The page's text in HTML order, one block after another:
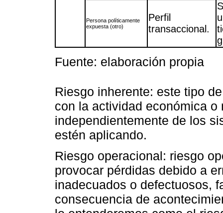
Persona políticamente
expuesta (otro)
Perfil
transaccional.
Fuente: elaboración propia
Riesgo inherente: este tipo
con la actividad económica
independientemente de los
estén aplicando.
Riesgo operacional: riesgo
provocar pérdidas debido a
inadecuados o defectuosos,
consecuencia de